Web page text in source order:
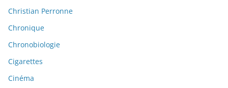
Christian Perronne
Chronique
Chronobiologie
Cigarettes
Cinéma